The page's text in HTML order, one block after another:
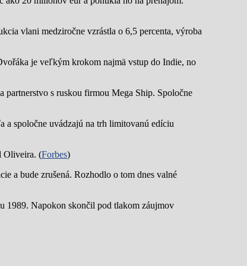
vlani medziročne vzrástla o 6,5 percenta, výroba
je veľkým krokom najmä vstup do Indie, no
partnerstvo s ruskou firmou Mega Ship. Spoločne
a spoločne uvádzajú na trh limitovanú edíciu
Oliveira. (Forbes)
a bude zrušená. Rozhodlo o tom dnes valné
1989. Napokon skončil pod tlakom záujmov